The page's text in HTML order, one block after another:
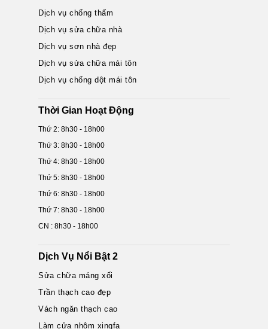
Dịch vụ chống thấm
Dịch vụ sửa chữa nhà
Dịch vụ sơn nhà đẹp
Dịch vụ sửa chữa mái tôn
Dịch vụ chống dột mái tôn
Thời Gian Hoạt Động
Thứ 2: 8h30 - 18h00
Thứ 3: 8h30 - 18h00
Thứ 4: 8h30 - 18h00
Thứ 5: 8h30 - 18h00
Thứ 6: 8h30 - 18h00
Thứ 7: 8h30 - 18h00
CN : 8h30 - 18h00
Dịch Vụ Nổi Bật 2
Sửa chữa máng xối
Trần thạch cao đẹp
Vách ngăn thạch cao
Làm cửa nhôm xingfa